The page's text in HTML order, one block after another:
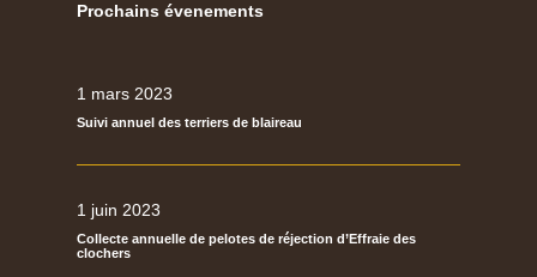
Prochains évenements
1 mars 2023
Suivi annuel des terriers de blaireau
1 juin 2023
Collecte annuelle de pelotes de réjection d’Effraie des
clochers